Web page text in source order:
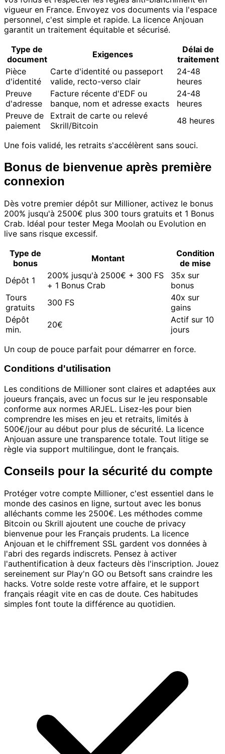
vigueur en France. Envoyez vos documents via l'espace
personnel, c'est simple et rapide. La licence Anjouan
garantit un traitement équitable et sécurisé.
Type de
document
Exigences
Délai de
traitement
Pièce
d'identité
Carte d'identité ou passeport
valide, recto-verso clair
24-48
heures
Preuve
d'adresse
Facture récente d'EDF ou
banque, nom et adresse exacts
24-48
heures
Preuve de
paiement
Extrait de carte ou relevé
Skrill/Bitcoin
48 heures
Une fois validé, les retraits s'accélèrent sans souci.
Bonus de bienvenue après première
connexion
Dès votre premier dépôt sur Millioner, activez le bonus
200% jusqu'à 2500€ plus 300 tours gratuits et 1 Bonus
Crab. Idéal pour tester Mega Moolah ou Evolution en
live sans risque excessif.
Type de
bonus
Montant
Condition
de mise
Dépôt 1
200% jusqu'à 2500€ + 300 FS
+ 1 Bonus Crab
35x sur
bonus
Tours
gratuits
300 FS
40x sur
gains
Dépôt
min.
20€
Actif sur 10
jours
Un coup de pouce parfait pour démarrer en force.
Conditions d'utilisation
Les conditions de Millioner sont claires et adaptées aux
joueurs français, avec un focus sur le jeu responsable
conforme aux normes ARJEL. Lisez-les pour bien
comprendre les mises en jeu et retraits, limités à
500€/jour au début pour plus de sécurité. La licence
Anjouan assure une transparence totale. Tout litige se
règle via support multilingue, dont le français.
Conseils pour la sécurité du compte
Protéger votre compte Millioner, c'est essentiel dans le
monde des casinos en ligne, surtout avec les bonus
alléchants comme les 2500€. Les méthodes comme
Bitcoin ou Skrill ajoutent une couche de privacy
bienvenue pour les Français prudents. La licence
Anjouan et le chiffrement SSL gardent vos données à
l'abri des regards indiscrets. Pensez à activer
l'authentification à deux facteurs dès l'inscription. Jouez
sereinement sur Play'n GO ou Betsoft sans craindre les
hacks. Votre solde reste votre affaire, et le support
français réagit vite en cas de doute. Ces habitudes
simples font toute la différence au quotidien.